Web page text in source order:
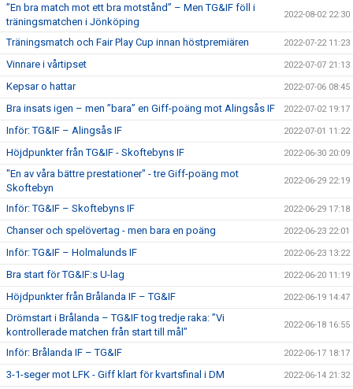
”En bra match mot ett bra motstånd” – Men TG&IF föll i
träningsmatchen i Jönköping
2022-08-02 22:30
Träningsmatch och Fair Play Cup innan höstpremiären 2022-07-22 11:23
Vinnare i vårtipset 2022-07-07 21:13
Kepsar o hattar 2022-07-06 08:45
Bra insats igen – men ”bara” en Giff-poäng mot Alingsås IF 2022-07-02 19:17
Inför: TG&IF – Alingsås IF 2022-07-01 11:22
Höjdpunkter från TG&IF - Skoftebyns IF 2022-06-30 20:09
"En av våra bättre prestationer" - tre Giff-poäng mot
Skoftebyn
2022-06-29 22:19
Inför: TG&IF – Skoftebyns IF 2022-06-29 17:18
Chanser och spelövertag - men bara en poäng 2022-06-23 22:01
Inför: TG&IF – Holmalunds IF 2022-06-23 13:22
Bra start för TG&IF:s U-lag 2022-06-20 11:19
Höjdpunkter från Brålanda IF – TG&IF 2022-06-19 14:47
Drömstart i Brålanda – TG&IF tog tredje raka: ”Vi
kontrollerade matchen från start till mål”
2022-06-18 16:55
Inför: Brålanda IF – TG&IF 2022-06-17 18:17
3-1-seger mot LFK - Giff klart för kvartsfinal i DM 2022-06-14 21:32